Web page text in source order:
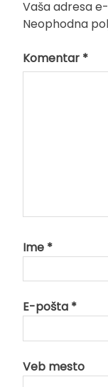
Vaša adresa
Neophodna
Komentar *
Ime *
E-pošta *
Veb mesto